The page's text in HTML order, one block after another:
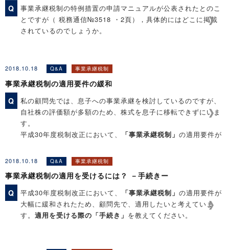
Q
事業承継税制の特例措置の申請マニュアルが公表されたとのこ
とですが（ 税務通信№3518 ・2頁），具体的にはどこに掲載
されているのでしょうか。
［関連コンテンツ］
◆Q&A解説「非上場株式に係る贈与税の納税猶予の特例措置：
特例承継計画の作成ポイント」
◆Q&A解説「事業承継税制の特例措置のチェックリスト」
2018.10.18 Q&A 事業承継税制
事業承継税制の適用要件の緩和
Q
私の顧問先では、息子への事業承継を検討しているのですが、
自社株の評価額が多額のため、株式を息子に移転できずにいま
す。
平成30年度税制改正において、
「事業承継税制」 の適用要件が
が、その内容を教えてください。
［関連コンテンツ］
◆Q&A解説「事業承継税制の適用を受けるには？ －手続き
ー」
2018.10.18 Q&A 事業承継税制
事業承継税制の適用を受けるには？ －手続きー
Q
平成30年度税制改正において、 「事業承継税制」 の適用要件が
大幅に緩和されたため、顧問先で、適用したいと考えていま
す。 適用を受ける際の「手続き」 を教えてください。